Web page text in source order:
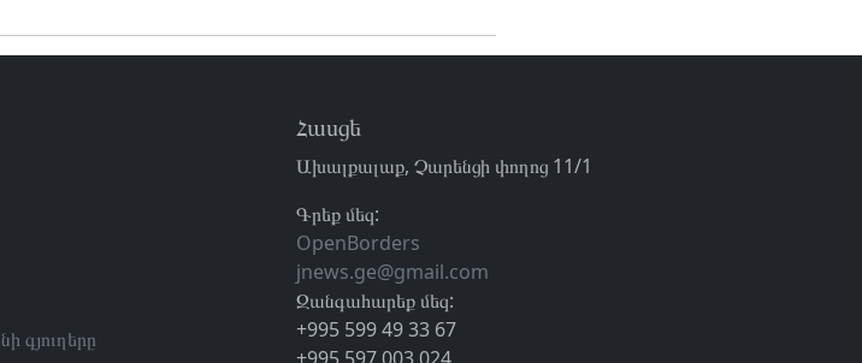
Հասցե
Ախալքալաք, Չարենցի փողոց 11/1
Գրեք մեզ:
OpenBorders
jnews.ge@gmail.com
Զանգահարեք մեզ:
+995 599 49 33 67
+995 597 003 024